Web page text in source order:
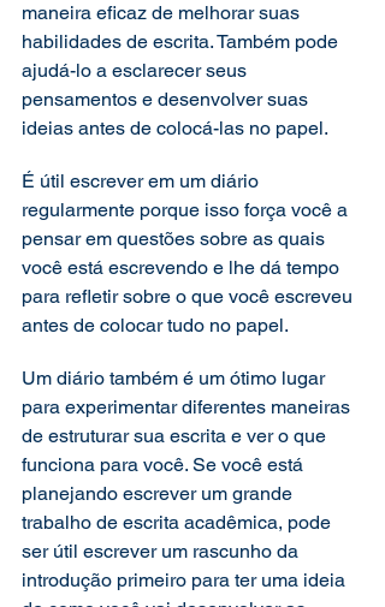
maneira eficaz de melhorar suas
habilidades de escrita. Também pode
ajudá-lo a esclarecer seus
pensamentos e desenvolver suas
ideias antes de colocá-las no papel.
É útil escrever em um diário
regularmente porque isso força você a
pensar em questões sobre as quais
você está escrevendo e lhe dá tempo
para refletir sobre o que você escreveu
antes de colocar tudo no papel.
Um diário também é um ótimo lugar
para experimentar diferentes maneiras
de estruturar sua escrita e ver o que
funciona para você. Se você está
planejando escrever um grande
trabalho de escrita acadêmica, pode
ser útil escrever um rascunho da
introdução primeiro para ter uma ideia